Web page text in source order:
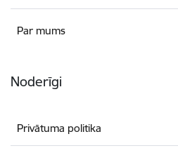
Par mums
Noderīgi
Privātuma politika